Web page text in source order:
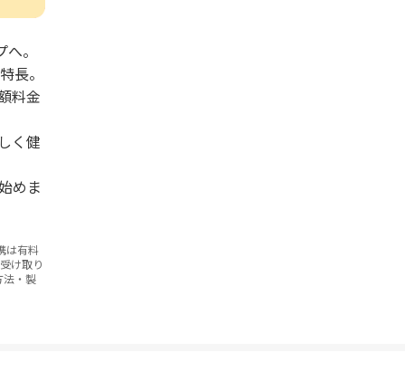
。
長。
料金
く健
めま
は有料
け取り
法・製